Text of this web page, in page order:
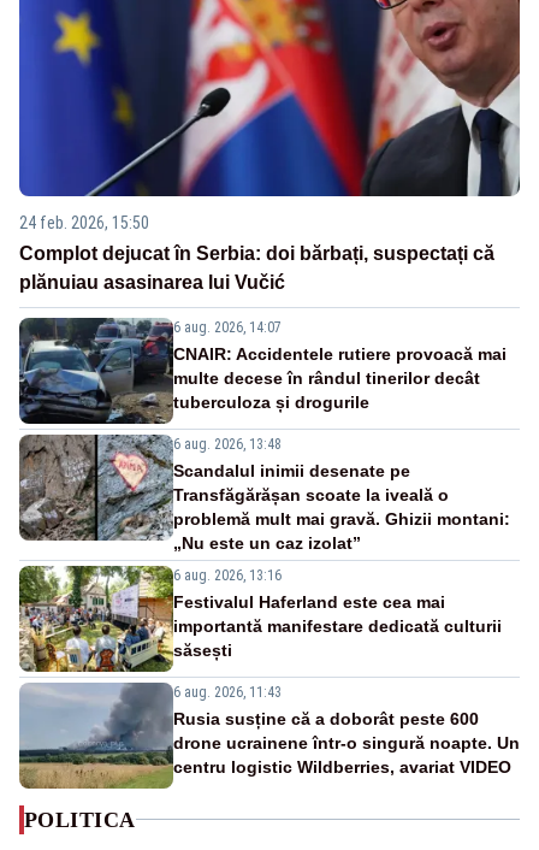
24 feb. 2026, 15:50
Complot dejucat în Serbia: doi bărbați, suspectați că
plănuiau asasinarea lui Vučić
6 aug. 2026, 14:07
CNAIR: Accidentele rutiere provoacă mai
multe decese în rândul tinerilor decât
tuberculoza și drogurile
6 aug. 2026, 13:48
Scandalul inimii desenate pe
Transfăgărășan scoate la iveală o
problemă mult mai gravă. Ghizii montani:
„Nu este un caz izolat”
6 aug. 2026, 13:16
Festivalul Haferland este cea mai
importantă manifestare dedicată culturii
săsești
6 aug. 2026, 11:43
Rusia susține că a doborât peste 600
drone ucrainene într-o singură noapte. Un
centru logistic Wildberries, avariat VIDEO
POLITICA